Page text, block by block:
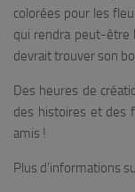
colorées pour les
qui rendra peut-être
devrait trouver son
Des heures de
des histoires et des
amis !
Plus d’informations